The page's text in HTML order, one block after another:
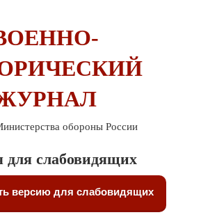
обороны России
для слабовидящих
версию для слабовидящих